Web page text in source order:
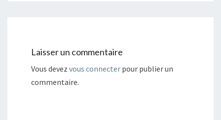
Laisser un commentaire
Vous devez vous connecter pour publier un
commentaire.